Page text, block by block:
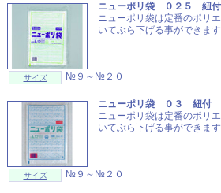
ニューポリ袋 ０２５ 紐付
ニューポリ袋は定番のポリ
いてぶら下げる事ができま
サイズ №９～№２０
ニューポリ袋 ０３ 紐付
ニューポリ袋は定番のポリ
いてぶら下げる事ができま
サイズ №９～№２０